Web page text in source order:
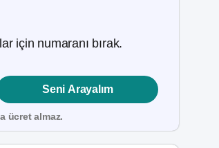
için numaranı bırak.
Seni Arayalım
ücret almaz.